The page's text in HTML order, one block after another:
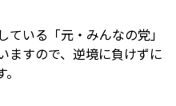
いる「元・みんなの党」
ますので、逆境に負けずに